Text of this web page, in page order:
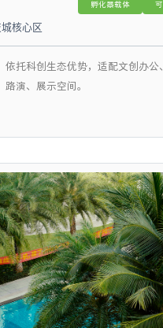
孵化器载体
核心区
依托科创生态优势，适配文创办公
演、展示空间。